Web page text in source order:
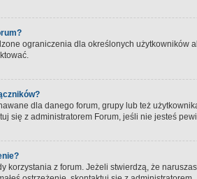
ograniczenia dla określonych
dla danego forum, grupy lub też
się z administratorem Forum, jeśli nie jesteś
korzystania z forum. Jeżeli stwierdzą, że